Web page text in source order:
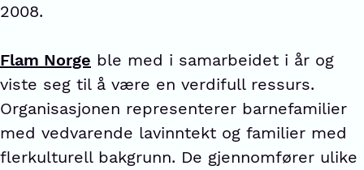
2008.
Flam Norge ble med i samarbeidet i år og
viste seg til å være en verdifull ressurs.
Organisasjonen representerer barnefamilier
med vedvarende lavinntekt og familier med
flerkulturell bakgrunn. De gjennomfører ulike